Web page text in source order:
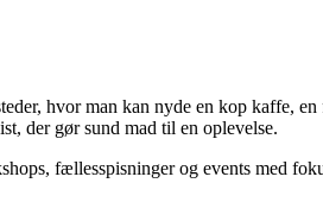
hvor man kan nyde en kop kaffe,
der gør sund mad til en oplevelse.
fællesspisninger og events med